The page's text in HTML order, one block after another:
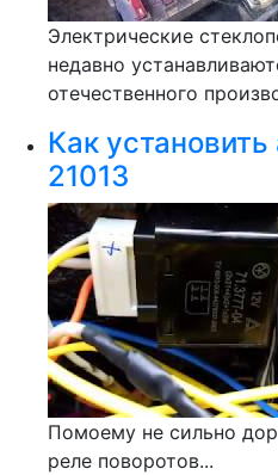
Электрические
недавно
отечественного
Как
21013
Помоему не сильно
реле поворотов...